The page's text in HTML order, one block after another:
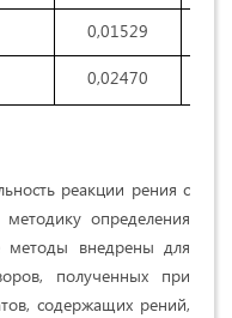
0,01529
0,02470
реакции рения с
определения
методы внедрены для
полученных при
содержащих рений,